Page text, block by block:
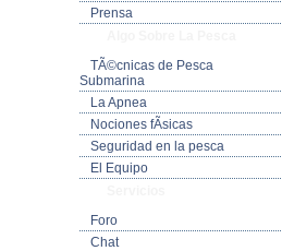
Prensa
TÃ©cnicas de Pesca
Submarina
La Apnea
Nociones fÃ­sicas
Seguridad en la pesca
El Equipo
Foro
Chat